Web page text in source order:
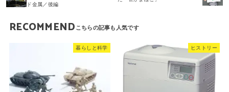
ド金属／後編
RECOMMEND
暮らしと科学 ヒストリー